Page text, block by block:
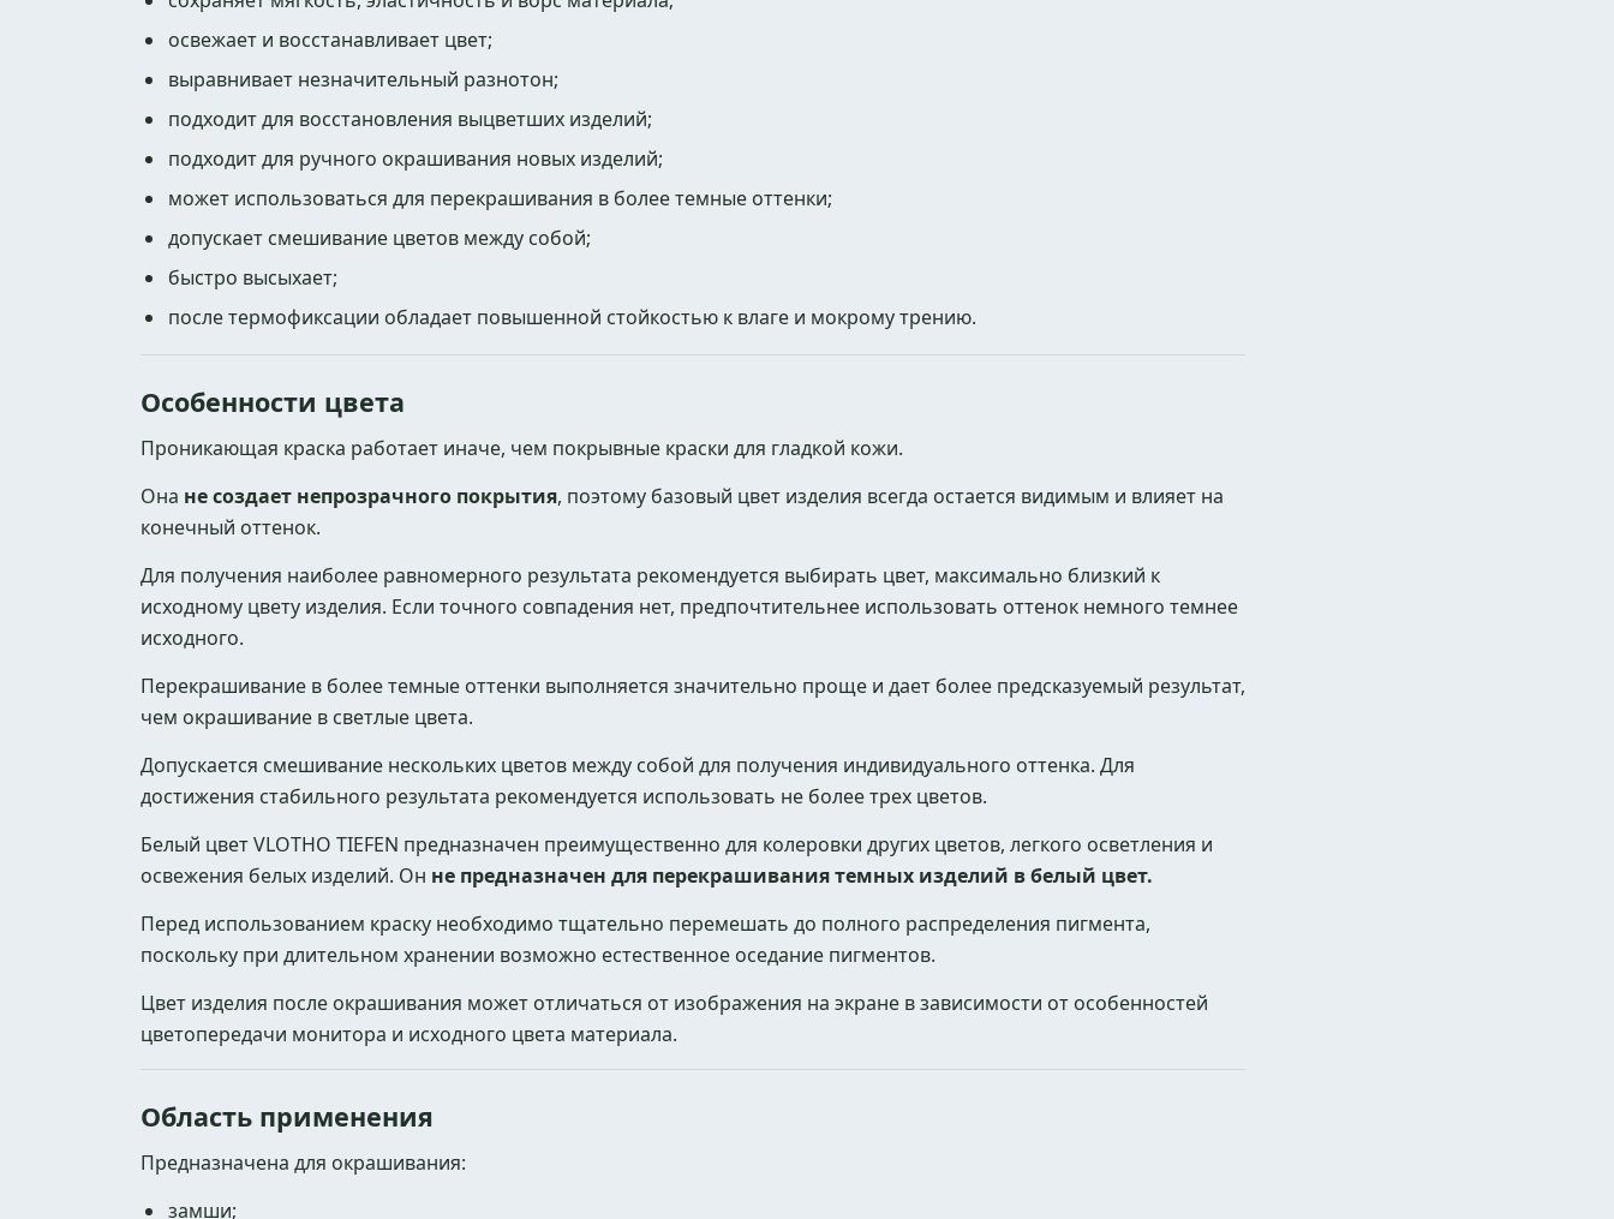
освежает и восстанавливает цвет;
выравнивает незначительный разнотон;
подходит для восстановления выцветших изделий;
подходит для ручного окрашивания новых изделий;
может использоваться для перекрашивания в более темные оттенки;
допускает смешивание цветов между собой;
быстро высыхает;
после термофиксации обладает повышенной стойкостью к влаге и мокрому трению.
Особенности цвета
Проникающая краска работает иначе, чем покрывные краски для гладкой кожи.
Она не создает непрозрачного покрытия, поэтому базовый цвет изделия всегда остается видимым и влияет на
конечный оттенок.
Для получения наиболее равномерного результата рекомендуется выбирать цвет, максимально близкий к
исходному цвету изделия. Если точного совпадения нет, предпочтительнее использовать оттенок немного темнее
исходного.
Перекрашивание в более темные оттенки выполняется значительно проще и дает более предсказуемый результат,
чем окрашивание в светлые цвета.
Допускается смешивание нескольких цветов между собой для получения индивидуального оттенка. Для
достижения стабильного результата рекомендуется использовать не более трех цветов.
Белый цвет VLOTHO TIEFEN предназначен преимущественно для колеровки других цветов, легкого осветления и
освежения белых изделий. Он не предназначен для перекрашивания темных изделий в белый цвет.
Перед использованием краску необходимо тщательно перемешать до полного распределения пигмента,
поскольку при длительном хранении возможно естественное оседание пигментов.
Цвет изделия после окрашивания может отличаться от изображения на экране в зависимости от особенностей
цветопередачи монитора и исходного цвета материала.
Область применения
Предназначена для окрашивания:
замши;